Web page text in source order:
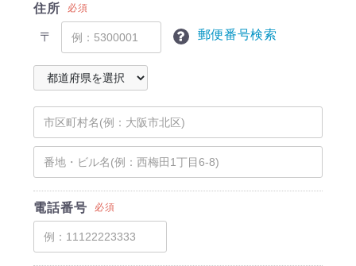
住所 必須
〒 郵便番号検索
電話番号 必須